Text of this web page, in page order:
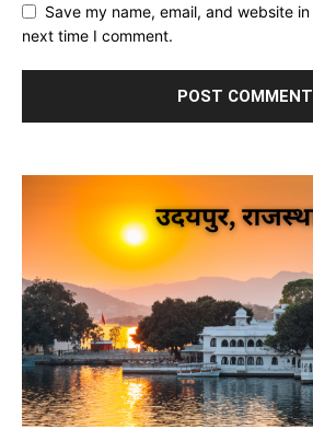
Save my name, email, and website
next time I comment.